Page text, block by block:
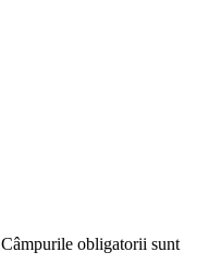
Câmpurile obligatorii sunt